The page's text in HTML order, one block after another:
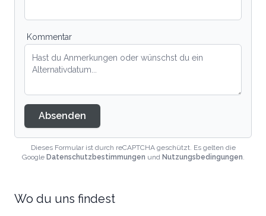
Kommentar
Absenden
Dieses Formular ist durch reCAPTCHA geschützt. Es gelten die
Google Datenschutzbestimmungen und Nutzungsbedingungen.
Wo du uns findest